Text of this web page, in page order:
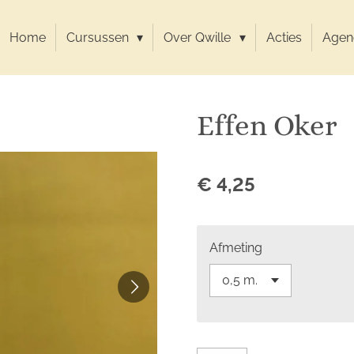
Home Cursussen Over Qwille Acties
Effen Oker
€ 4,25
Afmeting